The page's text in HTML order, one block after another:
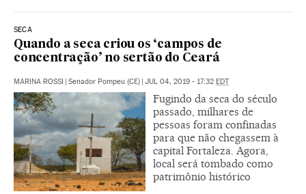
SECA
Quando a seca criou os ‘campos de
concentração’ no sertão do Ceará
MARINA ROSSI | Senador Pompeu (CE) | JUL 04, 2019 - 17:32 EDT
Fugindo da seca do século
passado, milhares de
pessoas foram confinadas
para que não chegassem à
capital Fortaleza. Agora,
local será tombado como
patrimônio histórico